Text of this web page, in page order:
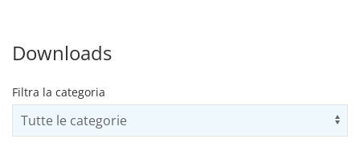
Downloads
Filtra la categoria